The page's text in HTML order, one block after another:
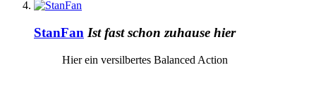
StanFan Ist fast schon zuhause hier
Hier ein versilbertes Balanced Action